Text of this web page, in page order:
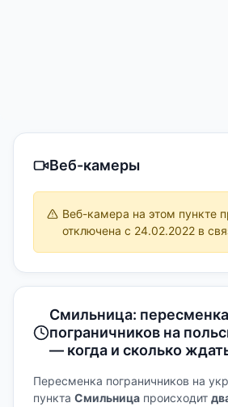
Веб-камеры
Веб-камера на этом пункте
отключена с 24.02.2022 в
Смильница:
пограничников на
— когда и сколько
Пересменка пограничников на
пункта Смильница происходит